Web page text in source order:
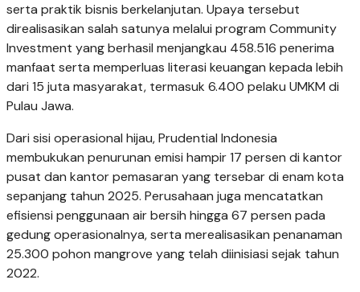
serta praktik bisnis berkelanjutan. Upaya tersebut
direalisasikan salah satunya melalui program Community
Investment yang berhasil menjangkau 458.516 penerima
manfaat serta memperluas literasi keuangan kepada lebih
dari 15 juta masyarakat, termasuk 6.400 pelaku UMKM di
Pulau Jawa.
Dari sisi operasional hijau, Prudential Indonesia
membukukan penurunan emisi hampir 17 persen di kantor
pusat dan kantor pemasaran yang tersebar di enam kota
sepanjang tahun 2025. Perusahaan juga mencatatkan
efisiensi penggunaan air bersih hingga 67 persen pada
gedung operasionalnya, serta merealisasikan penanaman
25.300 pohon mangrove yang telah diinisiasi sejak tahun
2022.